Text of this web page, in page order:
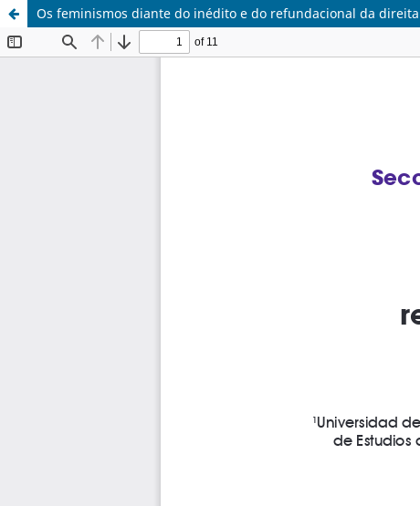
Os feminismos diante do inédito e do refundacional da